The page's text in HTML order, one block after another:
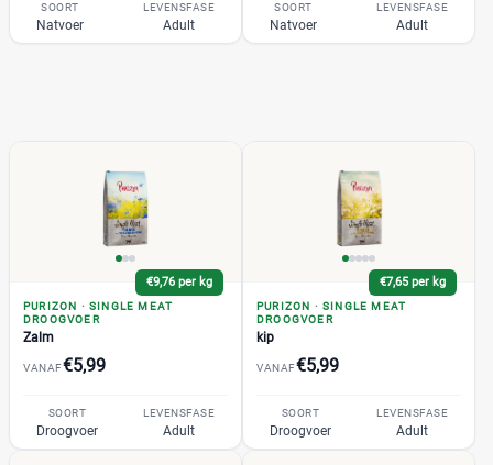
Droogvoer
Adult
Senior (0)
SOORT
Natvoer
LEVENSFASE
Adult
SOORT
Natvoer
LEVENSFASE
Adult
€9,76 per kg
PURIZON ·SINGLE MEAT
DROOGVOER
Zalm
VANAF€5,99
SOORT
Droogvoer
LEVENSFASE
Adult
€7,65 per kg
PURIZON ·SINGLE MEAT
DROOGVOER
kip
VANAF€5,99
SOORT
Droogvoer
LEVENSFASE
Adult